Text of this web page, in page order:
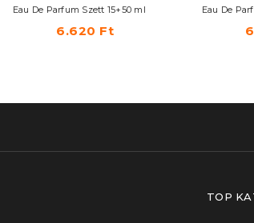
Eau De Parfum Szett 15+50 ml
6.620 Ft
Eau De
TOP